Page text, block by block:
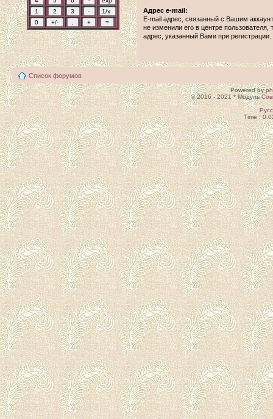
Адрес e-mail:
E-mail адрес, связанный с Вашим
не изменили его в центре пользователя,
адрес, указанный Вами при регистрации.
Список форумов
Powered by
© 2016 - 2021 * Модуль
Time :